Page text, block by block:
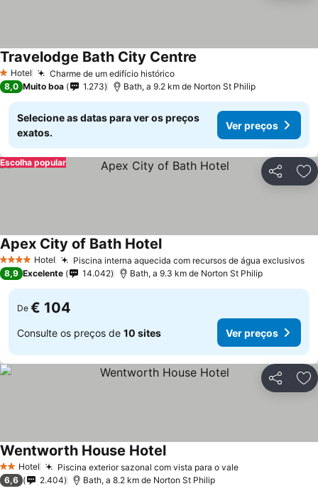
1 Estrelas
Hotel Charme de um edifício histórico
Travelodge Bath City Centre
8,0 Muito boa 1.273 Bath, a 9.2 km de Norton St Philip
Selecione as datas para ver os preços
exatos.
Ver preços
Partilhar
Escolha popular
4 EstrelasHotel Piscina interna aquecida com recursos de água exclusivos
Apex City of Bath Hotel
8,9 Excelente 14.042 Bath, a 9.3 km de Norton St Philip
De € 104
Consulte os preços de 10 sites Ver preços
Partilhar
2 Estrelas
Hotel Piscina exterior sazonal com vista para o vale
Wentworth House Hotel
6,6 2.404 Bath, a 8.2 km de Norton St Philip